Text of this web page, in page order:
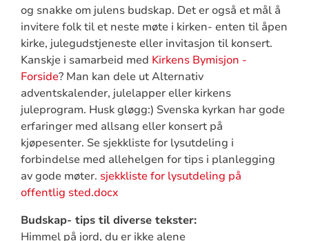
og snakke om julens budskap. Det er også et mål å
invitere folk til et neste møte i kirken- enten til åpen
kirke, julegudstjeneste eller invitasjon til konsert.
Kanskje i samarbeid med Kirkens Bymisjon -
Forside? Man kan dele ut Alternativ
adventskalender, julelapper eller kirkens
juleprogram. Husk gløgg:) Svenska kyrkan har gode
erfaringer med allsang eller konsert på
kjøpesenter. Se sjekkliste for lysutdeling i
forbindelse med allehelgen for tips i planlegging
av gode møter. sjekkliste for lysutdeling på
offentlig sted.docx
Budskap- tips til diverse tekster:
Himmel på jord, du er ikke alene